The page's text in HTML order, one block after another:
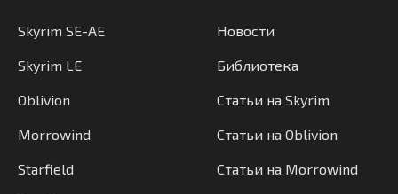
Skyrim SE-AE
Skyrim LE
Oblivion
Morrowind
Starfield
Новости
Библиотека
Статьи на Skyrim
Статьи на Oblivion
Статьи на Morrowind